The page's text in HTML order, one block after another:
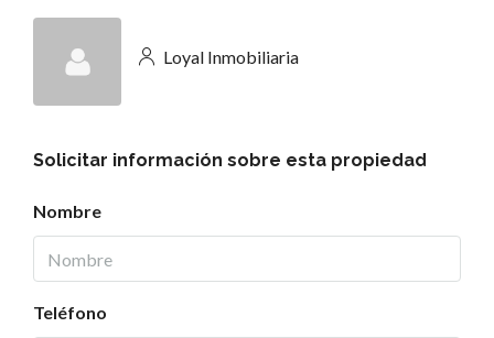
Loyal Inmobiliaria
Solicitar información sobre esta propiedad
Nombre
Teléfono